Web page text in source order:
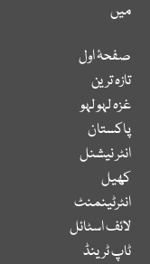
میں
صفحۂ اول
تازہ ترین
غزہ لہو لہو
پاکستان
انٹر نیشنل
کھیل
انٹرٹینمنٹ
لائف اسٹائل
ٹاپ ٹرینڈ